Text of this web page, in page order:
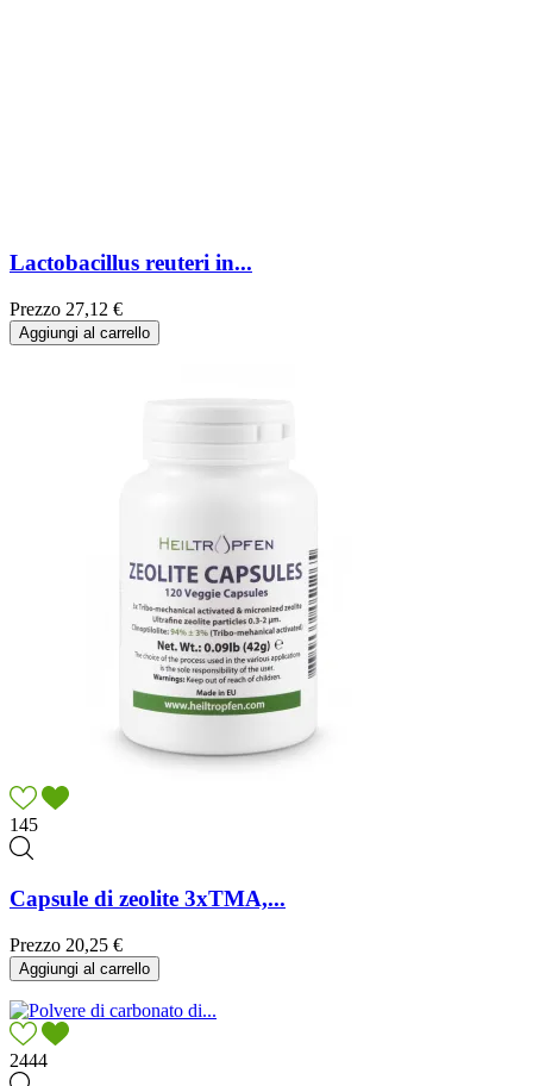
Lactobacillus reuteri in...
Prezzo 27,12 €
Aggiungi al carrello
145
Capsule di zeolite 3xTMA,...
Prezzo 20,25 €
Aggiungi al carrello
2444